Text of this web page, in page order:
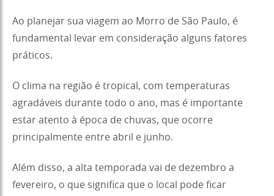
Ao planejar sua viagem ao Morro de São Paulo, é
fundamental levar em consideração alguns fatores
práticos.
O clima na região é tropical, com temperaturas
agradáveis durante todo o ano, mas é importante
estar atento à época de chuvas, que ocorre
principalmente entre abril e junho.
Além disso, a alta temporada vai de dezembro a
fevereiro, o que significa que o local pode ficar